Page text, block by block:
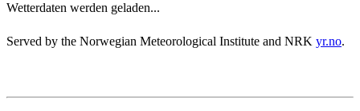
Wetterdaten werden geladen...
Served by the Norwegian Meteorological Institute and NRK yr.no.